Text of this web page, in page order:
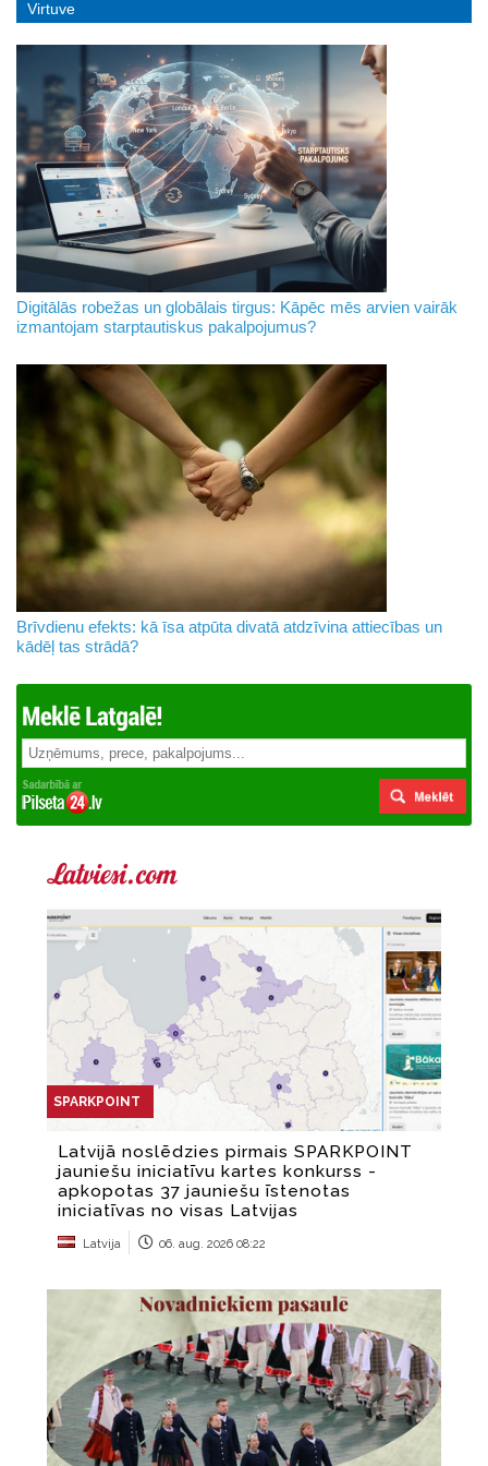
Virtuve
Digitālās robežas un globālais tirgus: Kāpēc mēs arvien vairāk
izmantojam starptautiskus pakalpojumus?
Brīvdienu efekts: kā īsa atpūta divatā atdzīvina attiecības un
kādēļ tas strādā?